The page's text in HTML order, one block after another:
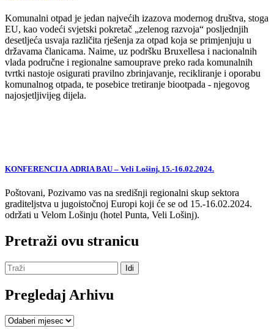
Komunalni otpad je jedan najvećih izazova modernog društva, stoga
EU, kao vodeći svjetski pokretač „zelenog razvoja“ posljednjih
desetljeća usvaja različita rješenja za otpad koja se primjenjuju u
državama članicama. Naime, uz podršku Bruxellesa i nacionalnih
vlada područne i regionalne samouprave preko rada komunalnih
tvrtki nastoje osigurati pravilno zbrinjavanje, recikliranje i oporabu
komunalnog otpada, te posebice tretiranje biootpada - njegovog
najosjetljivijeg dijela.
KONFERENCIJA ADRIA BAU – Veli Lošinj, 15.-16.02.2024.
Poštovani, Pozivamo vas na središnji regionalni skup sektora
graditeljstva u jugoistočnoj Europi koji će se od 15.-16.02.2024.
održati u Velom Lošinju (hotel Punta, Veli Lošinj).
Pretraži ovu stranicu
Pregledaj Arhivu
Pregledaj